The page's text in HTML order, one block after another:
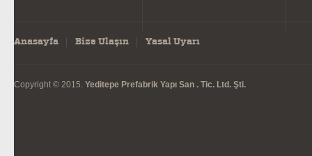
Anasayfa Bize Ulaşın Yasal Uyarı
Copyright © 2015. Yeditepe Prefabrik Yapı San . Tic. Ltd. Şti.